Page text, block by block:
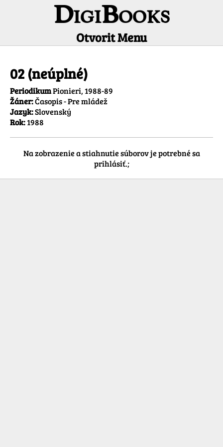
DigiBooks
Otvorit Menu
02 (neúplné)
PeriodikumPionieri, 1988-89
Žáner:Časopis - Pre mládež
Jazyk:Slovenský
Rok:1988
Na zobrazenie a stiahnutie súborov je potrebné sa
prihlásiť.;